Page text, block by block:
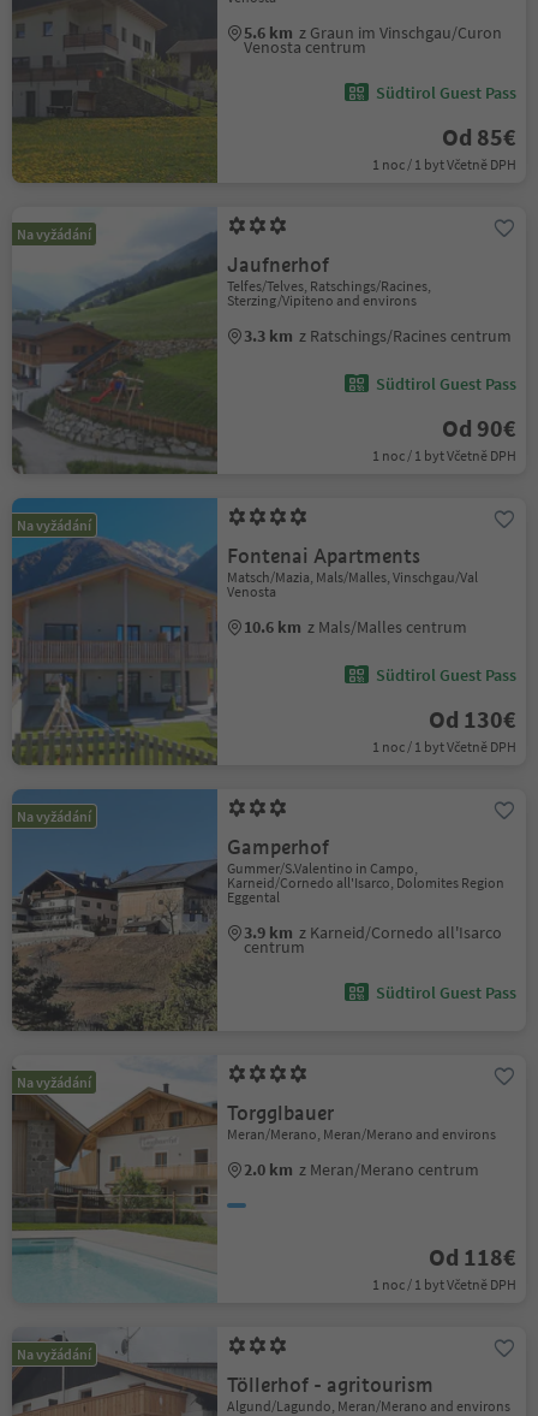
5.6 km z Graun im Vinschgau/Curon
Venosta centrum
Südtirol Guest Pass
Od 85€
1 noc / 1 byt Včetně DPH
Na vyžádání
Jaufnerhof
Telfes/Telves, Ratschings/Racines,
Sterzing/Vipiteno and environs
3.3 km z Ratschings/Racines centrum
Südtirol Guest Pass
Od 90€
1 noc / 1 byt Včetně DPH
Na vyžádání
Fontenai Apartments
Matsch/Mazia, Mals/Malles, Vinschgau/Val
Venosta
10.6 km z Mals/Malles centrum
Südtirol Guest Pass
Od 130€
1 noc / 1 byt Včetně DPH
Na vyžádání
Gamperhof
Gummer/S.Valentino in Campo,
Karneid/Cornedo all'Isarco, Dolomites Region
Eggental
3.9 km z Karneid/Cornedo all'Isarco
centrum
Südtirol Guest Pass
Na vyžádání
Torgglbauer
Meran/Merano, Meran/Merano and environs
2.0 km z Meran/Merano centrum
Od 118€
1 noc / 1 byt Včetně DPH
Na vyžádání
Töllerhof - agritourism
Algund/Lagundo, Meran/Merano and environs